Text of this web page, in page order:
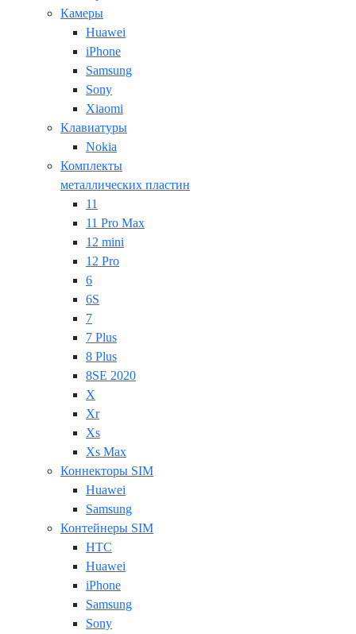
Камеры
Huawei
iPhone
Samsung
Sony
Xiaomi
Клавиатуры
Nokia
Комплекты
металлических пластин
11
11 Pro Max
12 mini
12 Pro
6
6S
7
7 Plus
8 Plus
8SE 2020
X
Xr
Xs
Xs Max
Коннекторы SIM
Huawei
Samsung
Контейнеры SIM
HTC
Huawei
iPhone
Samsung
Sony